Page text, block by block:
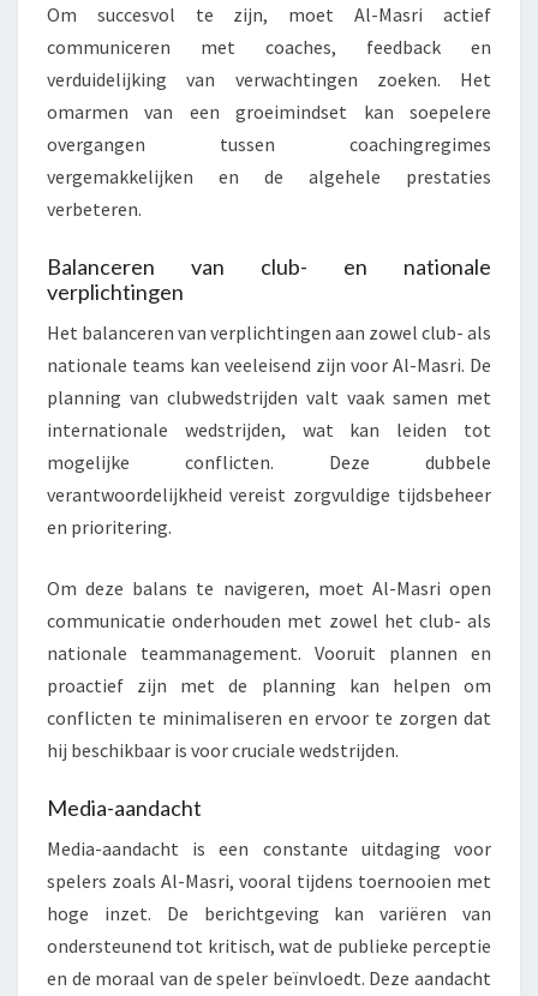
Om succesvol te zijn, moet Al-Masri actief
communiceren met coaches, feedback en
verduidelijking van verwachtingen zoeken. Het
omarmen van een groeimindset kan soepelere
overgangen tussen coachingregimes
vergemakkelijken en de algehele prestaties
verbeteren.
Balanceren van club- en nationale
verplichtingen
Het balanceren van verplichtingen aan zowel club- als
nationale teams kan veeleisend zijn voor Al-Masri. De
planning van clubwedstrijden valt vaak samen met
internationale wedstrijden, wat kan leiden tot
mogelijke conflicten. Deze dubbele
verantwoordelijkheid vereist zorgvuldige tijdsbeheer
en prioritering.
Om deze balans te navigeren, moet Al-Masri open
communicatie onderhouden met zowel het club- als
nationale teammanagement. Vooruit plannen en
proactief zijn met de planning kan helpen om
conflicten te minimaliseren en ervoor te zorgen dat
hij beschikbaar is voor cruciale wedstrijden.
Media-aandacht
Media-aandacht is een constante uitdaging voor
spelers zoals Al-Masri, vooral tijdens toernooien met
hoge inzet. De berichtgeving kan variëren van
ondersteunend tot kritisch, wat de publieke perceptie
en de moraal van de speler beïnvloedt. Deze aandacht